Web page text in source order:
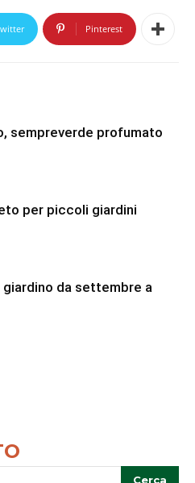
Pinterest
sempreverde profumato
per piccoli giardini
giardino da settembre a